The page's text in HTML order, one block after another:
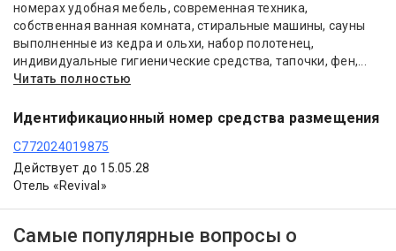
номерах удобная мебель, современная техника,
собственная ванная комната, стиральные машины, сауны
выполненные из кедра и ольхи, набор полотенец,
индивидуальные гигиенические средства, тапочки, фен,...
Читать полностью
Идентификационный номер средства размещения
С772024019875
Действует до 15.05.28
Отель «Revival»
Самые популярные вопросы о